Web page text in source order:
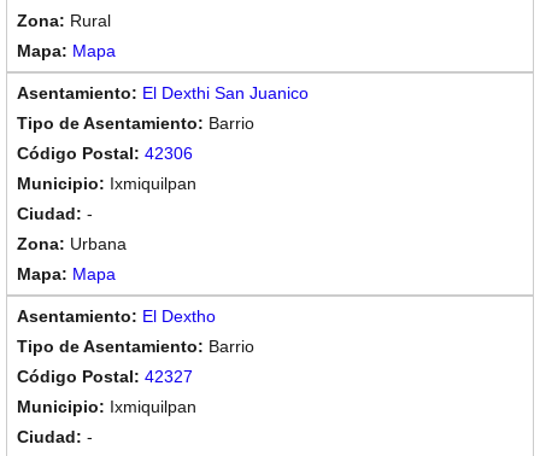
Rural
Mapa
El Dexthi San Juanico
Barrio
42306
Ixmiquilpan
-
Urbana
Mapa
El Dextho
Barrio
42327
Ixmiquilpan
-